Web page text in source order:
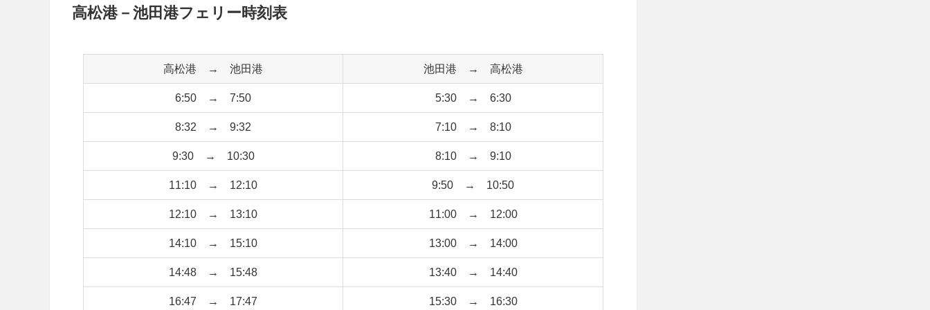
高松港－池田港フェリー時刻表
高松港 → 池田港 池田港 → 高松港
6:50 → 7:50 5:30 → 6:30
8:32 → 9:32 7:10 → 8:10
9:30 → 10:30 8:10 → 9:10
11:10 → 12:10 9:50 → 10:50
12:10 → 13:10 11:00 → 12:00
14:10 → 15:10 13:00 → 14:00
14:48 → 15:48 13:40 → 14:40
16:47 → 17:47 15:30 → 16:30